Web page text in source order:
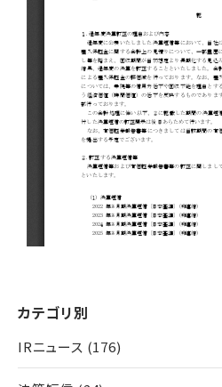
カテゴリ別
IRニュース (176)